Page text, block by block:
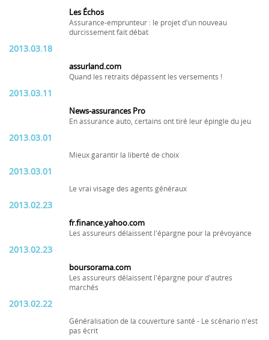
Les Échos
Assurance-emprunteur : le projet d'un nouveau
durcissement fait débat
2013.03.18
assurland.com
Quand les retraits dépassent les versements !
2013.03.11
News-assurances Pro
En assurance auto, certains ont tiré leur épingle du jeu
2013.03.01
Mieux garantir la liberté de choix
2013.03.01
Le vrai visage des agents généraux
2013.02.23
fr.finance.yahoo.com
Les assureurs délaissent l'épargne pour la prévoyance
2013.02.23
boursorama.com
Les assureurs délaissent l'épargne pour d'autres
marchés
2013.02.22
Généralisation de la couverture santé - Le scénario n'est
pas écrit